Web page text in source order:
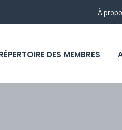
À
DES MEMBRES